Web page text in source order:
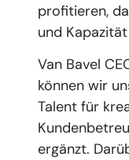
profitieren,
und
Van Bavel
können wir
Talent für
ergänzt.